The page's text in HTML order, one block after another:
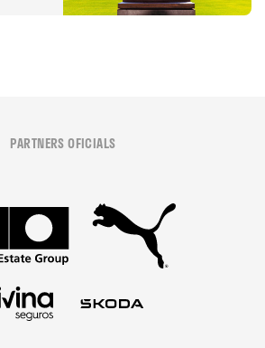
PARTNERS OFICIALS